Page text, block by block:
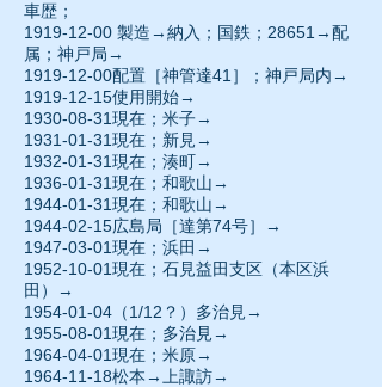
車歴；
1919-12-00 製造→納入；国鉄；28651→配
属；神戸局→
1919-12-00配置［神管達41］；神戸局内→
1919-12-15使用開始→
1930-08-31現在；米子→
1931-01-31現在；新見→
1932-01-31現在；湊町→
1936-01-31現在；和歌山→
1944-01-31現在；和歌山→
1944-02-15広島局［達第74号］→
1947-03-01現在；浜田→
1952-10-01現在；石見益田支区（本区浜
田）→
1954-01-04（1/12？）多治見→
1955-08-01現在；多治見→
1964-04-01現在；米原→
1964-11-18松本→上諏訪→